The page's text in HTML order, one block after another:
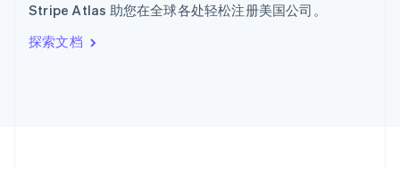
Stripe Atlas 助您在全球各处轻松注册美国公司。
探索文档
ItalianoEnglish
印度
English